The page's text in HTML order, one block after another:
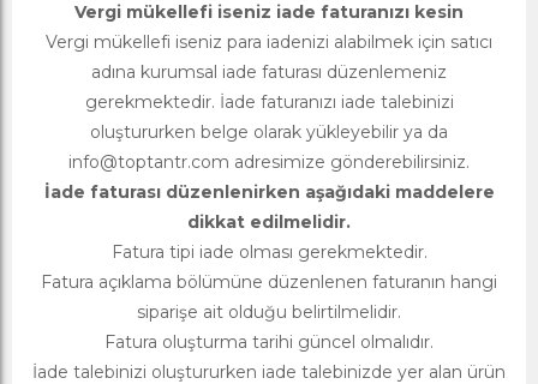
Vergi mükellefi iseniz iade faturanızı kesin
Vergi mükellefi iseniz para iadenizi alabilmek için satıcı
adına kurumsal iade faturası düzenlemeniz
gerekmektedir. İade faturanızı iade talebinizi
oluştururken belge olarak yükleyebilir ya da
info@toptantr.com adresimize gönderebilirsiniz.
İade faturası düzenlenirken aşağıdaki maddelere
dikkat edilmelidir.
Fatura tipi iade olması gerekmektedir.
Fatura açıklama bölümüne düzenlenen faturanın hangi
siparişe ait olduğu belirtilmelidir.
Fatura oluşturma tarihi güncel olmalıdır.
İade talebinizi oluştururken iade talebinizde yer alan ürün